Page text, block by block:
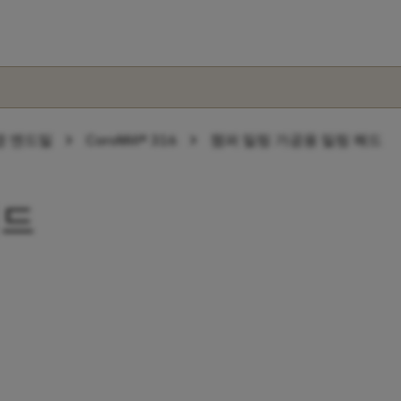
엔드밀 chevron_right CoroMill® 316 chevron_right 챔퍼 밀링 가공용 밀링 헤드